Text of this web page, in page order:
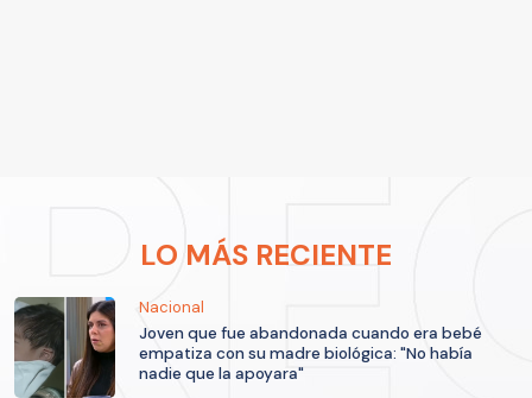
LO MÁS RECIENTE
Nacional
Joven que fue abandonada cuando era bebé
empatiza con su madre biológica: "No había
nadie que la apoyara"